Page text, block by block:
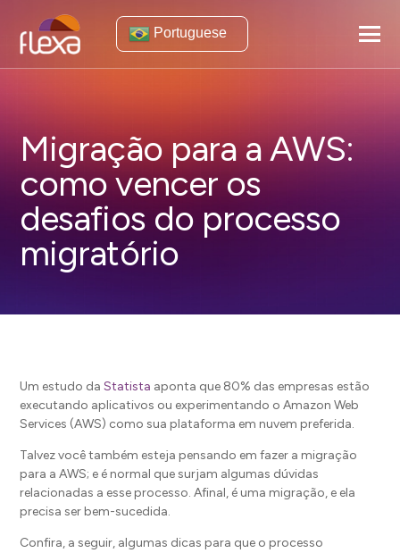
Portuguese
Migração para a AWS:
como vencer os
desafios do processo
migratório
Um estudo daStatista aponta que 80% das empresas estão
executando aplicativos ou experimentando o Amazon Web
Services (AWS) como sua plataforma em nuvem preferida.
Talvez você também esteja pensando em fazer a migração
para a AWS; e é normal que surjam algumas dúvidas
relacionadas a esse processo. Afinal, é uma migração, e ela
precisa ser bem-sucedida.
Confira, a seguir, algumas dicas para que o processo